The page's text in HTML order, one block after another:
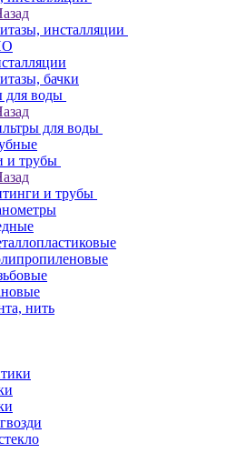
инсталляции
бачки
для воды
для воды
и трубы
и трубы
нить